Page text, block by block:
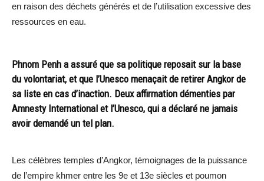
en raison des déchets générés et de l’utilisation excessive des
ressources en eau.
Phnom Penh a assuré que sa politique reposait sur la base
du volontariat, et que l’Unesco menaçait de retirer Angkor de
sa liste en cas d’inaction. Deux affirmation démenties par
Amnesty International et l’Unesco, qui a déclaré ne jamais
avoir demandé un tel plan.
Les célèbres temples d’Angkor, témoignages de la puissance
de l’empire khmer entre les 9e et 13e siècles et poumon